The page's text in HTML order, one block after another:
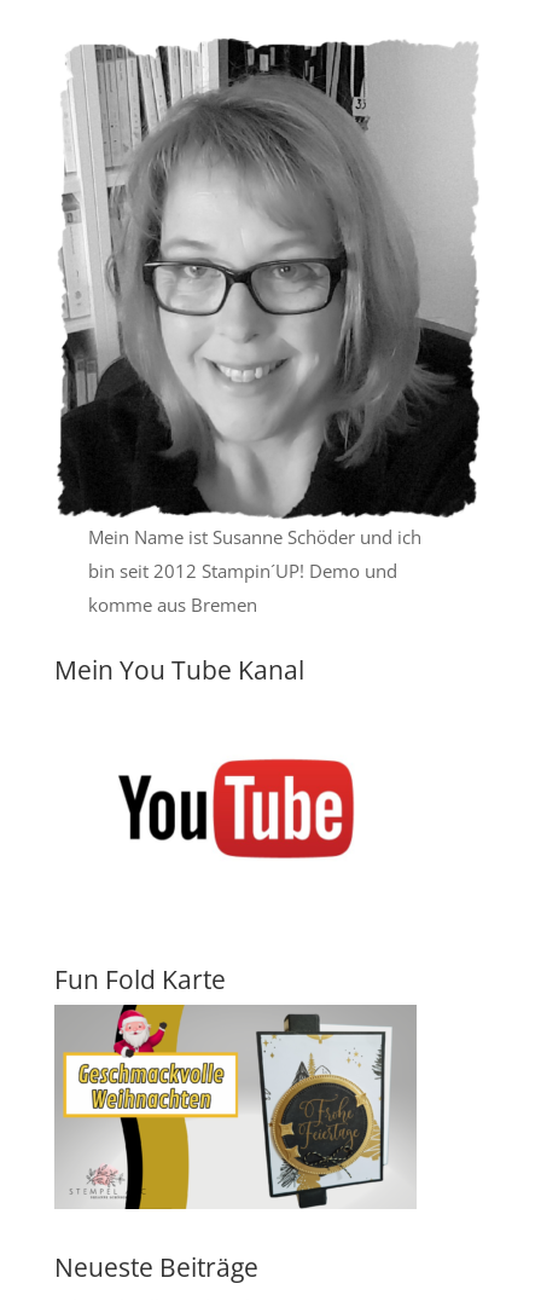
Mein Name ist Susanne Schöder und ich
bin seit 2012 Stampin´UP! Demo und
komme aus Bremen
Mein You Tube Kanal
Fun Fold Karte
Neueste Beiträge